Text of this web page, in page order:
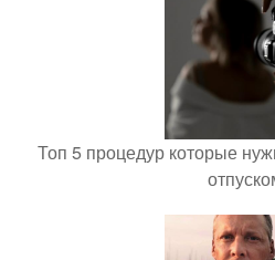
Топ 5 процедур которые